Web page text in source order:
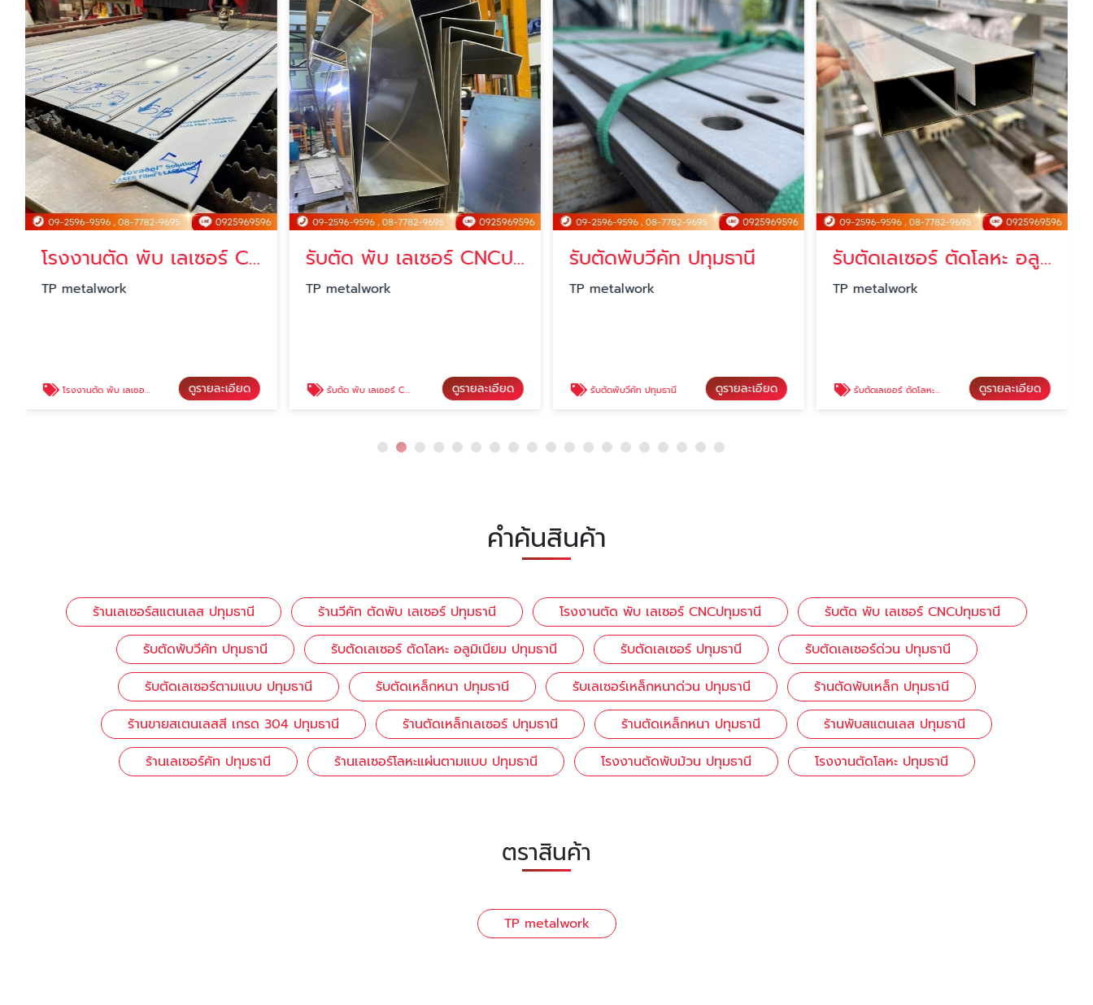
โรงงานตัด พับ เลเซอร์ CNCปทุมธานี
TP metalwork
โรงงานตัด พับ เลเซอร์ CNCปทุมธานี ดูรายละเอียด
รับตัด พับ เลเซอร์ CNCปทุมธานี
TP metalwork
รับตัด พับ เลเซอร์ CNCปทุมธานี ดูรายละเอียด
รับตัดพับวีคัท ปทุมธานี
TP metalwork
รับตัดพับวีคัท ปทุมธานี ดูรายละเอียด
รับตัดเลเซอร์ ตัดโลหะ อลูมิเนียม ปทุมธานี
TP metalwork
รับตัดเลเซอร์ ตัดโลหะ อลูมิเนียม ปทุมธานี ดูรายละเอียด
คำค้นสินค้า
ร้านเลเซอร์สแตนเลส ปทุมธานี ร้านวีคัท ตัดพับ เลเซอร์ ปทุมธานี โรงงานตัด พับ เลเซอร์ CNCปทุมธานี
รับตัด พับ เลเซอร์ CNCปทุมธานี
รับตัดพับวีคัท ปทุมธานี
รับตัดเลเซอร์ ตัดโลหะ อลูมิเนียม ปทุมธานี รับตัดเลเซอร์ ปทุมธานี
รับตัดเลเซอร์ด่วน ปทุมธานี
รับตัดเลเซอร์ตามแบบ ปทุมธานี
รับตัดเหล็กหนา ปทุมธานี รับเลเซอร์เหล็กหนาด่วน ปทุมธานี
ร้านตัดพับเหล็ก ปทุมธานี
ร้านขายสเตนเลสสี เกรด 304 ปทุมธานี
ร้านตัดเหล็กเลเซอร์ ปทุมธานี ร้านตัดเหล็กหนา ปทุมธานี
ร้านพับสแตนเลส ปทุมธานี
ร้านเลเซอร์คัท ปทุมธานี
ร้านเลเซอร์โลหะแผ่นตามแบบ ปทุมธานี โรงงานตัดพับม้วน ปทุมธานี โรงงานตัดโลหะ ปทุมธานี
ตราสินค้า
TP metalwork